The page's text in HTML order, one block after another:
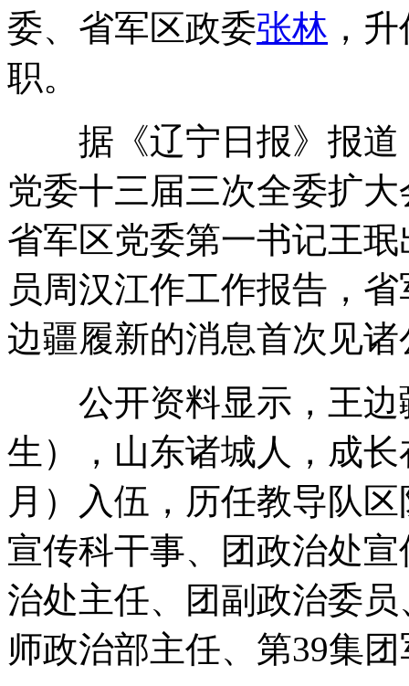
委、省军区政委张林 ，
职。
据《辽宁日报》报道
党委十三届三次全委扩
省军区党委第一书记王
员周汉江作工作报告，
边疆履新的消息首次见
公开资料显示，王边
生），山东诸城人，成
月）入伍，历任教导队
宣传科干事、团政治处
治处主任、团副政治委
师政治部主任、第39集